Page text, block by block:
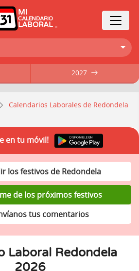
MI
CALENDARIO
LABORAL
Calendarios Laborales de Redondela
Laboral Redondela
2026
2027
2027
los festivos de Redondela
de los próximos festivos
tus comentarios
en tu móvil!